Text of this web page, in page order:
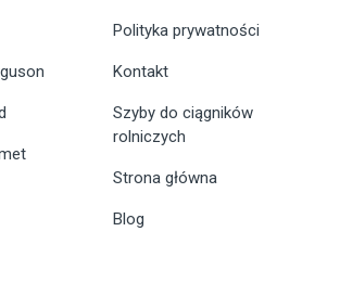
Polityka prywatności
Kontakt
Szyby do ciągników
rolniczych
Strona główna
Blog